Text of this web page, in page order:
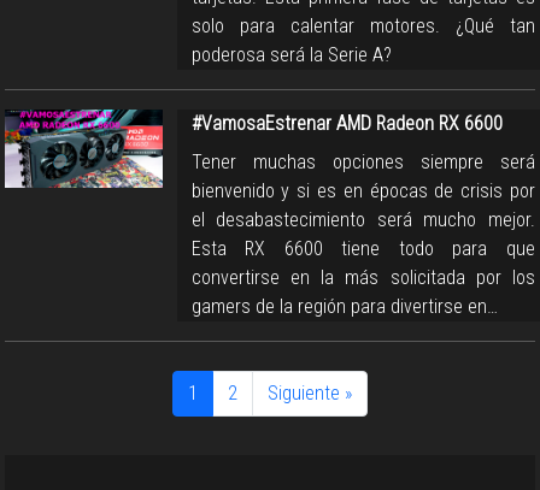
solo para calentar motores. ¿Qué tan
poderosa será la Serie A?
#VamosaEstrenar AMD Radeon RX 6600
Tener muchas opciones siempre será
bienvenido y si es en épocas de crisis por
el desabastecimiento será mucho mejor.
Esta RX 6600 tiene todo para que
convertirse en la más solicitada por los
gamers de la región para divertirse en…
1 2 Siguiente »